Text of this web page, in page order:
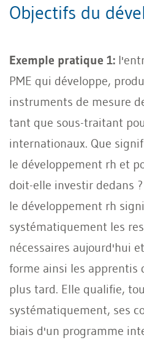
Objectifs du
Exemple pratique 1:
PME qui développe,
instruments de mesure
tant que sous-traitant
internationaux. Que
le développement rh et
doit-elle investir dedans
le développement rh
systématiquement les
nécessaires aujourd'hui
forme ainsi les apprentis
plus tard. Elle qualifie,
systématiquement, ses
biais d'un programme